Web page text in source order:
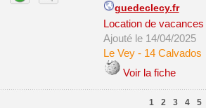
guedeclecy.fr
Location de
Ajouté le 14/04/2025
Le Vey- 14 Calvados
Voir la fiche
1 2 3 4 5